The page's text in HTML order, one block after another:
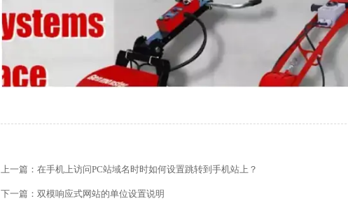
上一篇： 在手机上访问PC站域名时时如何设置跳转到手机站上？
下一篇： 双模响应式网站的单位设置说明
【外贸网站建设】使用独立域名和子目录上线多语言网站的区别